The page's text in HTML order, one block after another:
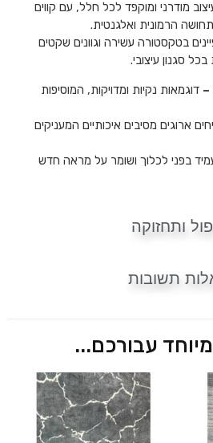
ותחזוקה
תשובות
מודרני ומוקפד לכל חלל, עם קווים
תחושה הרמונית ואלגנטית.
בטקסטורה עשירה וגוונים שקטים
סגנון עיצובי.
– דוגמאות נקיות ומדויקות, המוסיפות
ארוגים מסיבים איכותיים המעניקים
בפני לכלוך ושומר על מראה חדש
עבורכם...